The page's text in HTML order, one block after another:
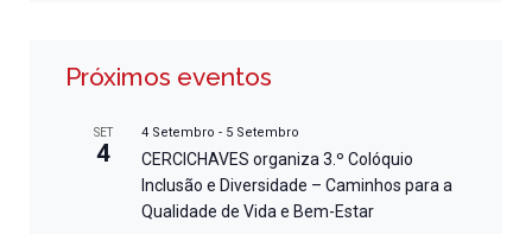
Próximos eventos
SET
4
4 Setembro - 5 Setembro
CERCICHAVES organiza 3.º Colóquio
Inclusão e Diversidade – Caminhos para a
Qualidade de Vida e Bem-Estar